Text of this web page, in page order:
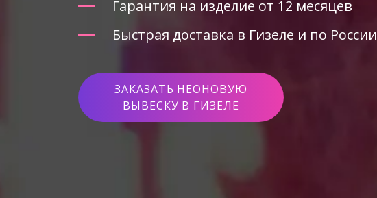
Гарантия на изделие от 12 месяцев
Быстрая доставка в Гизеле и по России
ЗАКАЗАТЬ НЕОНОВУЮ
ВЫВЕСКУ В ГИЗЕЛЕ